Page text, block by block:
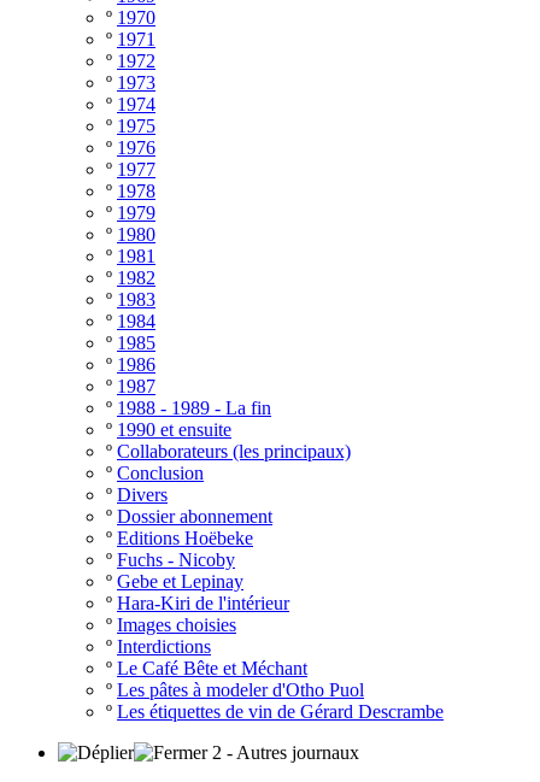
º 1970
º 1971
º 1972
º 1973
º 1974
º 1975
º 1976
º 1977
º 1978
º 1979
º 1980
º 1981
º 1982
º 1983
º 1984
º 1985
º 1986
º 1987
º 1988 - 1989 - La fin
º 1990 et ensuite
º Collaborateurs (les principaux)
º Conclusion
º Divers
º Dossier abonnement
º Editions Hoëbeke
º Fuchs - Nicoby
º Gebe et Lepinay
º Hara-Kiri de l'intérieur
º Images choisies
º Interdictions
º Le Café Bête et Méchant
º Les pâtes à modeler d'Otho Puol
º Les étiquettes de vin de Gérard Descrambe
2 - Autres journaux